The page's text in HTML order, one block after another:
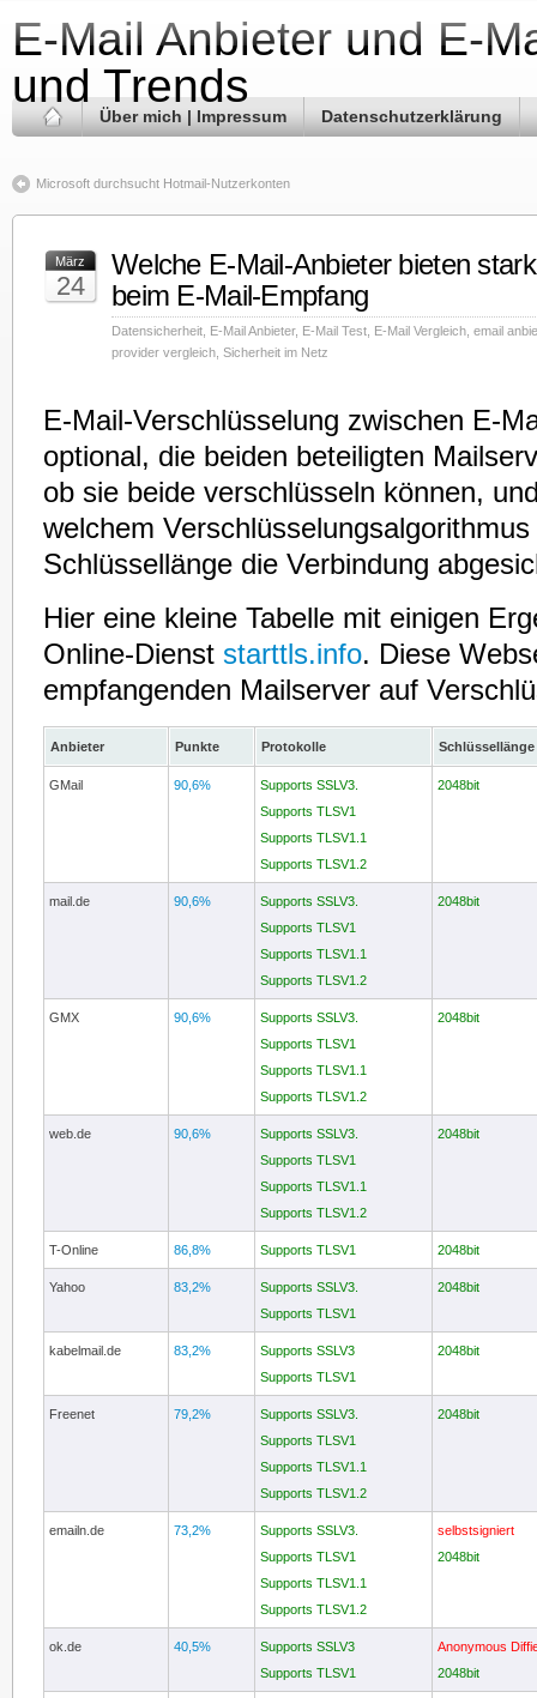
E-Mail Anbieter und E-
und Trends
Über mich | Impressum Datenschutzerklärung
Microsoft durchsucht Hotmail-Nutzerkonten
März
24
Welche E-Mail-Anbieter bieten
beim E-Mail-Empfang
Datensicherheit E-Mail Anbieter, E-Mail Test E-Mail Vergleich email
provider vergleich Sicherheit im Netz
E-Mail-Verschlüsselung zwischen E-
optional, die beiden beteiligten
ob sie beide verschlüsseln können,
welchem
Schlüssellänge die Verbindung
Hier eine kleine Tabelle mit einigen
Online-Dienst starttls.info. Diese
empfangenden Mailserver auf
Anbieter Punkte Protokolle Schlüssellänge
GMail 90,6%
Supports SSLV3.
Supports TLSV1
Supports TLSV1.1
Supports TLSV1.2
2048bit
mail.de 90,6%
Supports SSLV3.
Supports TLSV1
Supports TLSV1.1
Supports TLSV1.2
2048bit
GMX 90,6%
Supports SSLV3.
Supports TLSV1
Supports TLSV1.1
Supports TLSV1.2
2048bit
web.de 90,6%
Supports SSLV3.
Supports TLSV1
Supports TLSV1.1
Supports TLSV1.2
2048bit
T-Online 86,8% Supports TLSV1 2048bit
Yahoo 83,2%
Supports SSLV3.
Supports TLSV1
2048bit
kabelmail.de 83,2%
Supports SSLV3
Supports TLSV1
2048bit
Freenet 79,2%
Supports SSLV3.
Supports TLSV1
Supports TLSV1.1
Supports TLSV1.2
2048bit
emailn.de 73,2%
Supports SSLV3.
Supports TLSV1
Supports TLSV1.1
Supports TLSV1.2
selbstsigniert
2048bit
ok.de 40,5%
Supports SSLV3
Supports TLSV1
Anonymous
2048bit